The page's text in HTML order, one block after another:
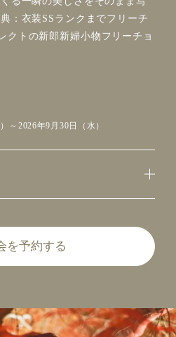
：衣装SSランクまでフリーチ
クトの新郎新婦小物フリーチョ
～2026年9月30日（水）
を予約する